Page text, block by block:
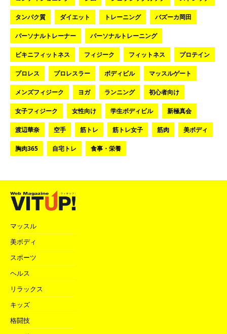
タンパク質 ダイエット トレーニング バズーカ岡田
パーソナルトレーナー パーソナルトレーニング
ビキニフィットネス フィジーク フィットネス プロテイン
プロレス プロレスラー ボディビル マッスルゲート
メンズフィジーク ヨガ ランニング 初心者向け
女子フィジーク 女性向け 学生ボディビル 新極真会
渡辺華奈 空手 筋トレ 筋トレ女子 筋肉 美ボディ
胸肉365 自宅トレ 食事・栄養
マッスル
美ボディ
スポーツ
ヘルス
リラックス
キッズ
格闘技